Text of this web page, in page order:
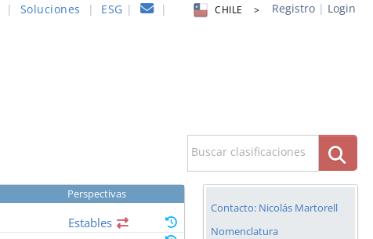
| Soluciones | ESG | | CHILE > Registro| Login
Buscar clasificaciones
Perspectivas
Estables
Contacto: Nicolás Martorell
Nomenclatura